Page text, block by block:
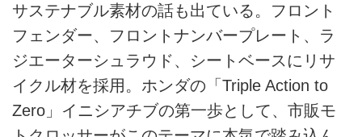
サステナブル素材の話も出ている。フロント
フェンダー、フロントナンバープレート、ラ
ジエーターシュラウド、シートベースにリサ
イクル材を採用。ホンダの「Triple Action to
Zero」イニシアチブの第一歩として、市販モ